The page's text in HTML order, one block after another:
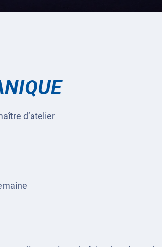
d’atelier